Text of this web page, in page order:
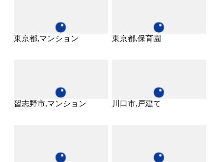
東京都,マンション 東京都,保育園
習志野市,マンション 川口市,戸建て